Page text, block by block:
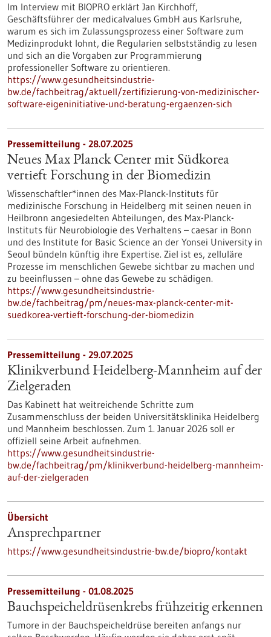
Im Interview mit BIOPRO erklärt Jan Kirchhoff,
Geschäftsführer der medicalvalues GmbH aus Karlsruhe,
warum es sich im Zulassungsprozess einer Software zum
Medizinprodukt lohnt, die Regularien selbstständig zu lesen
und sich an die Vorgaben zur Programmierung
professioneller Software zu orientieren.
https://www.gesundheitsindustrie-
bw.de/fachbeitrag/aktuell/zertifizierung-von-medizinischer-
software-eigeninitiative-und-beratung-ergaenzen-sich
Pressemitteilung - 28.07.2025
Neues Max Planck Center mit Südkorea
vertieft Forschung in der Biomedizin
Wissenschaftler*innen des Max-Planck-Instituts für
medizinische Forschung in Heidelberg mit seinen neuen in
Heilbronn angesiedelten Abteilungen, des Max-Planck-
Instituts für Neurobiologie des Verhaltens – caesar in Bonn
und des Institute for Basic Science an der Yonsei University in
Seoul bündeln künftig ihre Expertise. Ziel ist es, zelluläre
Prozesse im menschlichen Gewebe sichtbar zu machen und
zu beeinflussen – ohne das Gewebe zu schädigen.
https://www.gesundheitsindustrie-
bw.de/fachbeitrag/pm/neues-max-planck-center-mit-
suedkorea-vertieft-forschung-der-biomedizin
Pressemitteilung - 29.07.2025
Klinikverbund Heidelberg-Mannheim auf der
Zielgeraden
Das Kabinett hat weitreichende Schritte zum
Zusammenschluss der beiden Universitätsklinika Heidelberg
und Mannheim beschlossen. Zum 1. Januar 2026 soll er
offiziell seine Arbeit aufnehmen.
https://www.gesundheitsindustrie-
bw.de/fachbeitrag/pm/klinikverbund-heidelberg-mannheim-
auf-der-zielgeraden
Übersicht
Ansprechpartner
https://www.gesundheitsindustrie-bw.de/biopro/kontakt
Pressemitteilung - 01.08.2025
Bauchspeicheldrüsenkrebs frühzeitig erkennen
Tumore in der Bauchspeicheldrüse bereiten anfangs nur